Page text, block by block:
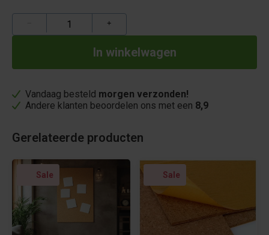
+
Vandaag besteld morgen verzonden!
Andere klanten beoordelen ons met een 8,9
Gerelateerde producten
Sale Sale